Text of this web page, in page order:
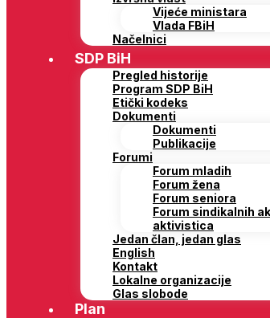
Vijeće ministara
Vlada FBiH
Načelnici
SDP BiH
Pregled historije
Program SDP BiH
Etički kodeks
Dokumenti
Dokumenti
Publikacije
Forumi
Forum mladih
Forum žena
Forum seniora
Forum sindikalnih
aktivistica
Jedan član, jedan glas
English
Kontakt
Lokalne organizacije
Glas slobode
Plan